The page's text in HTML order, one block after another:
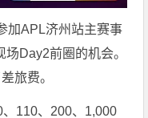
加APL济州站主赛事
Day2前圈的机会。
旅费。
110、200、1,000